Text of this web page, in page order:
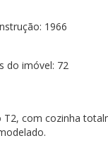
1966
do imóvel: 72
T2, com cozinha